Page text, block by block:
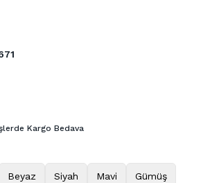
Kargo Bedava
Beyaz Siyah Mavi Gümüş